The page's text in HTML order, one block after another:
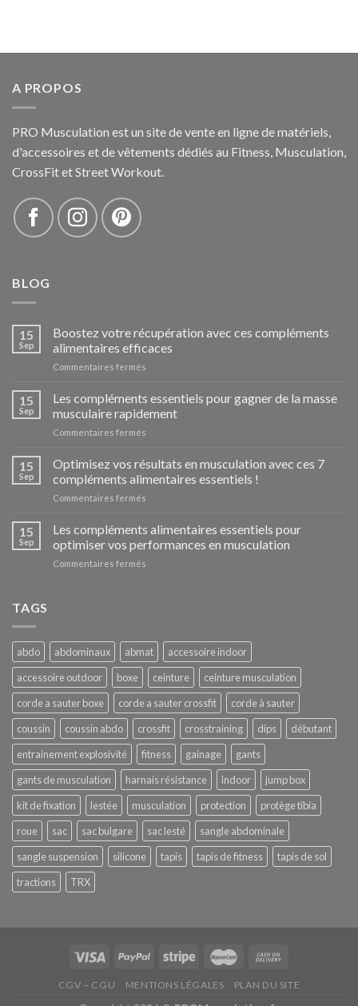
votre
de
perte
poids
A PROPOS
PRO Musculation est un site de vente en ligne de matériels,
d'accessoires et de vêtements dédiés au Fitness, Musculation,
CrossFit et Street Workout.
BLOG
15
Sep
Boostez votre récupération avec ces compléments
alimentaires efficaces
Commentaires fermés
récupération
avec
alimentaires
efficaces
15
Sep
Les compléments essentiels pour gagner de la masse
musculaire rapidement
Commentaires fermés
compléments
essentiels
pour
la
masse
15
Sep
Optimisez vos résultats en musculation avec ces 7
compléments alimentaires essentiels !
Commentaires fermés
vos
résultats
en
essentiels
!
15
Sep
Les compléments alimentaires essentiels pour
optimiser vos performances en musculation
Commentaires fermés
optimiser
vos
performances
en
musculation
TAGS
abdo abdominaux abmat
accessoire indoor
accessoire outdoor
boxe ceinture
ceinture musculation
corde a sauter boxe
corde a sauter crossfit
corde à sauter
coussin
coussin abdo crossfit crosstraining dips
débutant
entrainement explosivité
fitness gainage
gants
gants de musculation
harnais résistance indoor
jump box
kit de fixation
lestée musculation protection
protège tibia
roue
sac sac bulgare sac lesté
sangle abdominale
sangle suspension
silicone tapis tapis de fitness
tapis de sol
tractions
TRX
CGV – CGU MENTIONS LÉGALES PLAN DU SITE